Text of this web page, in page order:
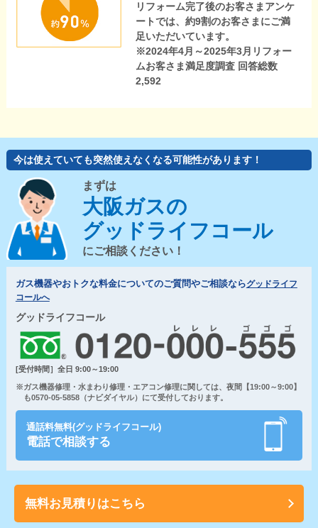
リフォーム完了後のお客さまアンケ
ートでは、約9割のお客さまにご満
足いただいています。
※2024年4月～2025年3月リフォー
ムお客さま満足度調査 回答総数
2,592
今は使えていても突然使えなくなる可能性があります！
まずは
大阪ガスの
グッドライフコール
にご相談ください！
ガス機器やおトクな料金についてのご質問やご相談ならグッドライフ
コールへ
グッドライフコール
[受付時間］全日 9:00～19:00
※ガス機器修理・水まわり修理・エアコン修理に関しては、夜間【19:00～9:00】
も0570-05-5858（ナビダイヤル）にて受付しております。
通話料無料(グッドライフコール)
電話で相談する
無料お見積りはこちら